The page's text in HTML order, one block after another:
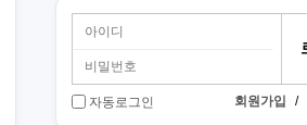
자동로그인 회원가입 /